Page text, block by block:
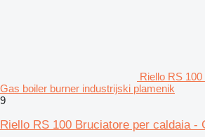
Riello RS
Gas boiler burner industrijski plamenik
9
Riello RS 100 Bruciatore per caldaia -